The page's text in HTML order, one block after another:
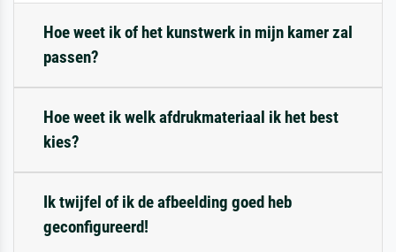
Hoe weet ik of het kunstwerk in mijn kamer zal
passen?
Hoe weet ik welk afdrukmateriaal ik het best
kies?
Ik twijfel of ik de afbeelding goed heb
geconfigureerd!